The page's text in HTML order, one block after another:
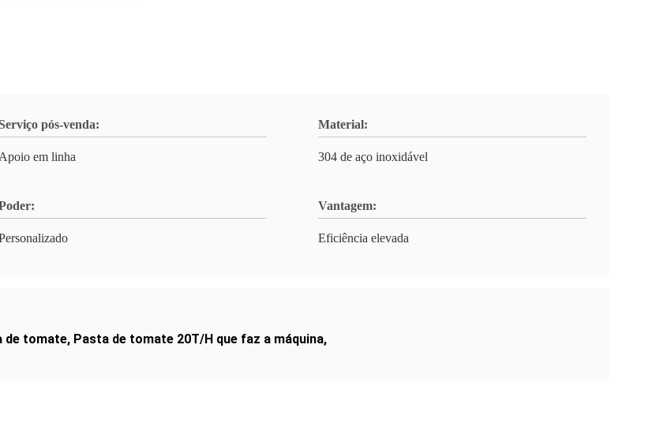
pós-venda:
Apoio em linha
Material:
304 de aço inoxidável
Vantagem:
Eficiência elevada
de tomate, Pasta de tomate 20T/H que faz a máquina,